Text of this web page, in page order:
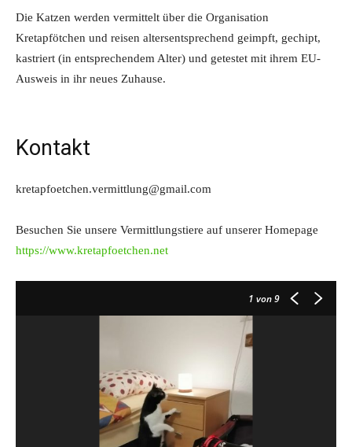
Die Katzen werden vermittelt über die Organisation
Kretapfötchen und reisen altersentsprechend geimpft, gechipt,
kastriert (in entsprechendem Alter) und getestet mit ihrem EU-
Ausweis in ihr neues Zuhause.
Kontakt
kretapfoetchen.vermittlung@gmail.com
Besuchen Sie unsere Vermittlungstiere auf unserer Homepage
https://www.kretapfoetchen.net
1 von 9